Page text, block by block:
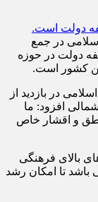
در جمع
دولت در حوزه
کشور است.
در بازدید از
افزود: ما
و اقشار خاص
بالای فرهنگی
تا امکان رشد